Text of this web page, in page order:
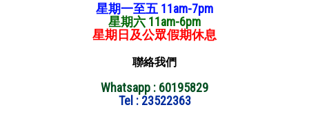
星期一至五 11am-7pm
星期六 11am-6pm
星期日及公眾假期休息
聯絡我們
Whatsapp : 60195829
Tel : 23522363